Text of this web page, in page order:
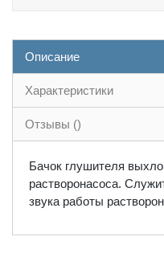
Описание
Характеристики
Отзывы ()
Бачок глушителя
растворонасоса.
звука работы